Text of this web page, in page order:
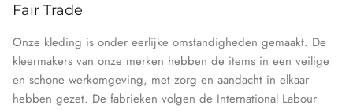
Fair Trade
Onze kleding is onder eerlijke omstandigheden gemaakt. De
kleermakers van onze merken hebben de items in een veilige
en schone werkomgeving, met zorg en aandacht in elkaar
hebben gezet. De fabrieken volgen de International Labour